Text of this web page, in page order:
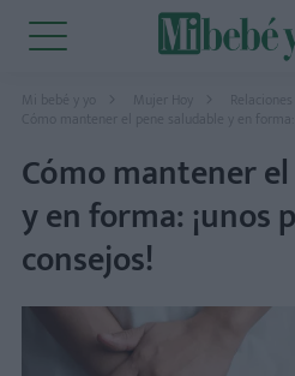
Mi bebé y yo Mujer Hoy
Cómo mantener el pene saludable y en forma:
Cómo mantener
y en forma: ¡unos
consejos!